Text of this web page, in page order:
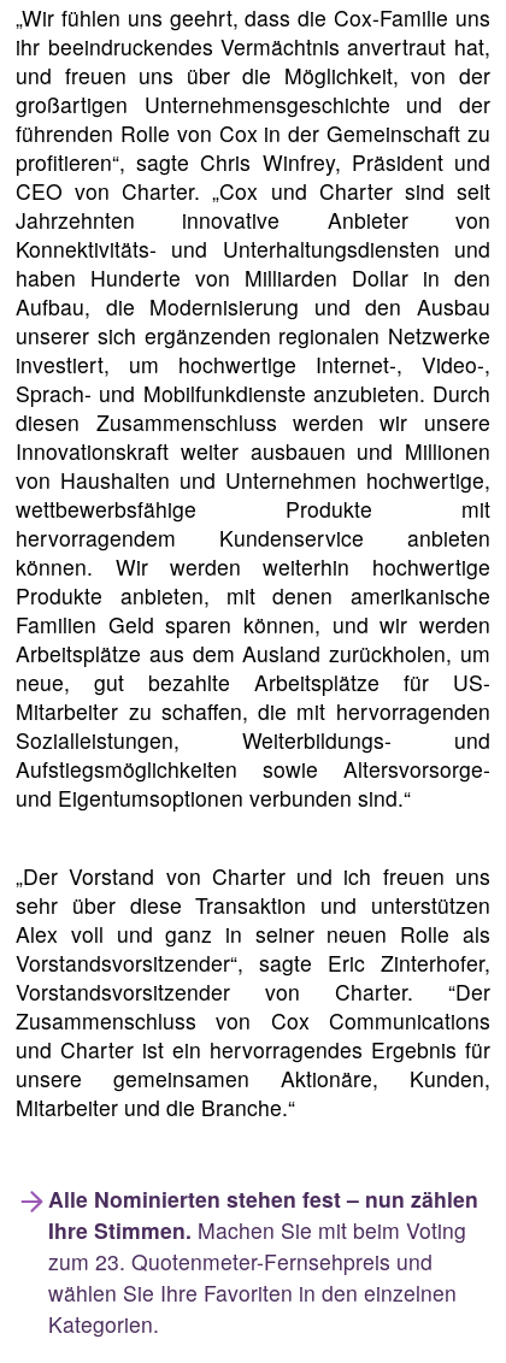
„Wir fühlen uns geehrt, dass die Cox-Familie uns
ihr beeindruckendes Vermächtnis anvertraut hat,
und freuen uns über die Möglichkeit, von der
großartigen Unternehmensgeschichte und der
führenden Rolle von Cox in der Gemeinschaft zu
profitieren“, sagte Chris Winfrey, Präsident und
CEO von Charter. „Cox und Charter sind seit
Jahrzehnten innovative Anbieter von
Konnektivitäts- und Unterhaltungsdiensten und
haben Hunderte von Milliarden Dollar in den
Aufbau, die Modernisierung und den Ausbau
unserer sich ergänzenden regionalen Netzwerke
investiert, um hochwertige Internet-, Video-,
Sprach- und Mobilfunkdienste anzubieten. Durch
diesen Zusammenschluss werden wir unsere
Innovationskraft weiter ausbauen und Millionen
von Haushalten und Unternehmen hochwertige,
wettbewerbsfähige Produkte mit
hervorragendem Kundenservice anbieten
können. Wir werden weiterhin hochwertige
Produkte anbieten, mit denen amerikanische
Familien Geld sparen können, und wir werden
Arbeitsplätze aus dem Ausland zurückholen, um
neue, gut bezahlte Arbeitsplätze für US-
Mitarbeiter zu schaffen, die mit hervorragenden
Sozialleistungen, Weiterbildungs- und
Aufstiegsmöglichkeiten sowie Altersvorsorge-
und Eigentumsoptionen verbunden sind.“
„Der Vorstand von Charter und ich freuen uns
sehr über diese Transaktion und unterstützen
Alex voll und ganz in seiner neuen Rolle als
Vorstandsvorsitzender“, sagte Eric Zinterhofer,
Vorstandsvorsitzender von Charter. “Der
Zusammenschluss von Cox Communications
und Charter ist ein hervorragendes Ergebnis für
unsere gemeinsamen Aktionäre, Kunden,
Mitarbeiter und die Branche.“
Alle Nominierten stehen fest – nun zählen
Ihre Stimmen. Machen Sie mit beim Voting
zum 23. Quotenmeter-Fernsehpreis und
wählen Sie Ihre Favoriten in den einzelnen
Kategorien.